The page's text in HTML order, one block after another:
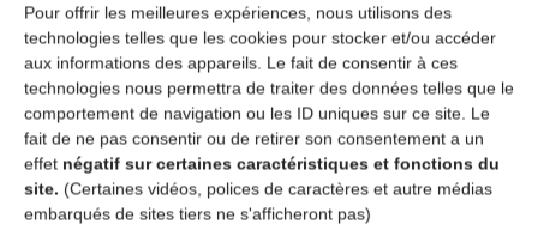
Pour offrir les meilleures expériences, nous utilisons des
technologies telles que les cookies pour stocker et/ou accéder
aux informations des appareils. Le fait de consentir à ces
technologies nous permettra de traiter des données telles que le
comportement de navigation ou les ID uniques sur ce site. Le
fait de ne pas consentir ou de retirer son consentement a un
effet négatif sur certaines caractéristiques et fonctions du
site. (Certaines vidéos, polices de caractères et autre médias
embarqués de sites tiers ne s'afficheront pas)